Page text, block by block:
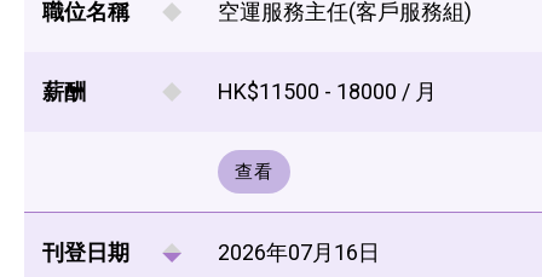
職位名稱 空運服務主任(客戶服務組)
薪酬 HK$11500 - 18000 / 月
查看
刊登日期 2026年07月16日